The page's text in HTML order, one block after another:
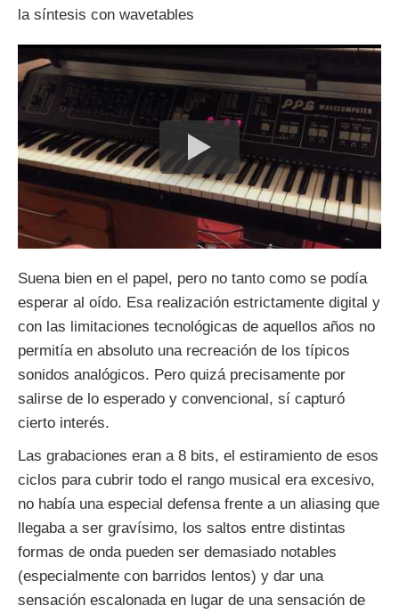
la síntesis con wavetables
Suena bien en el papel, pero no tanto como se podía
esperar al oído. Esa realización estrictamente digital y
con las limitaciones tecnológicas de aquellos años no
permitía en absoluto una recreación de los típicos
sonidos analógicos. Pero quizá precisamente por
salirse de lo esperado y convencional, sí capturó
cierto interés.
Las grabaciones eran a 8 bits, el estiramiento de esos
ciclos para cubrir todo el rango musical era excesivo,
no había una especial defensa frente a un aliasing que
llegaba a ser gravísimo, los saltos entre distintas
formas de onda pueden ser demasiado notables
(especialmente con barridos lentos) y dar una
sensación escalonada en lugar de una sensación de